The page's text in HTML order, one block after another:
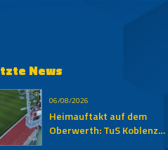
News
06/08/2026
Heimauftakt auf dem
Oberwerth: TuS Koblenz